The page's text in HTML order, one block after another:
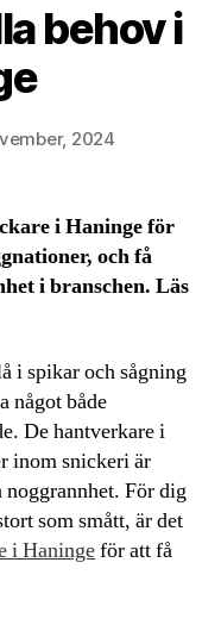
behov i
2024
i Haninge för
och få
i branschen. Läs
i spikar och sågning
något både
De hantverkare i
inom snickeri är
För dig
som smått, är det
i Haningeför att få